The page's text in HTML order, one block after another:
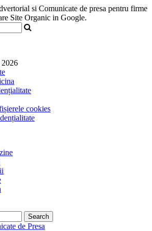
si Comunicate de presa pentru firme
Site Organic in Google.
cookies
de Presa